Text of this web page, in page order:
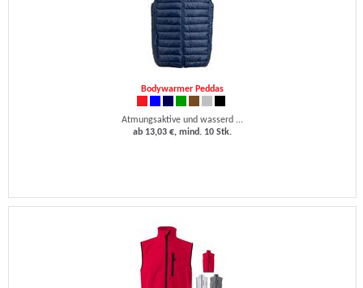
Bodywarmer Peddas
Atmungsaktive und wasserd ...
ab 13,03 €, mind. 10 Stk.